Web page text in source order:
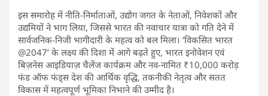
इस समारोह में नीति-निर्माताओं, उद्योग जगत के नेताओं, निवेशकों और
उद्यमियों ने भाग लिया, जिससे भारत की नवाचार यात्रा को गति देने में
सार्वजनिक-निजी भागीदारी के महत्व को बल मिला। ‘विकसित भारत
@2047’ के लक्ष्य की दिशा में आगे बढ़ते हुए, भारत इनोवेशन एवं
बिज़नेस आइडियाज़ चैलेंज कार्यक्रम और नव-नामित ₹10,000 करोड़
फंड ऑफ फंड्स देश की आर्थिक वृद्धि, तकनीकी नेतृत्व और सतत
विकास में महत्वपूर्ण भूमिका निभाने की उम्मीद है।